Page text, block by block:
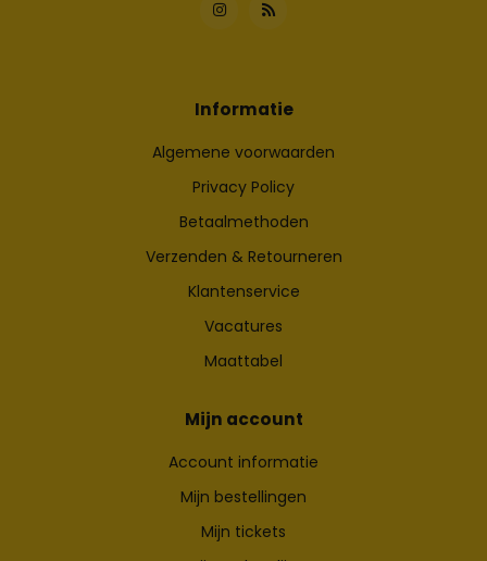
Informatie
Algemene voorwaarden
Privacy Policy
Betaalmethoden
Verzenden & Retourneren
Klantenservice
Vacatures
Maattabel
Mijn account
Account informatie
Mijn bestellingen
Mijn tickets